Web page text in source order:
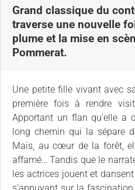
Grand classique du
traverse une nouvelle
plume et la mise en
Pommerat.
Une petite fille vivant avec
première fois à rendre
Apportant un flan qu’elle a
long chemin qui la sépare
Mais, au cœur de la forêt,
affamé… Tandis que le
les actrices jouent et
s’appuyant sur la